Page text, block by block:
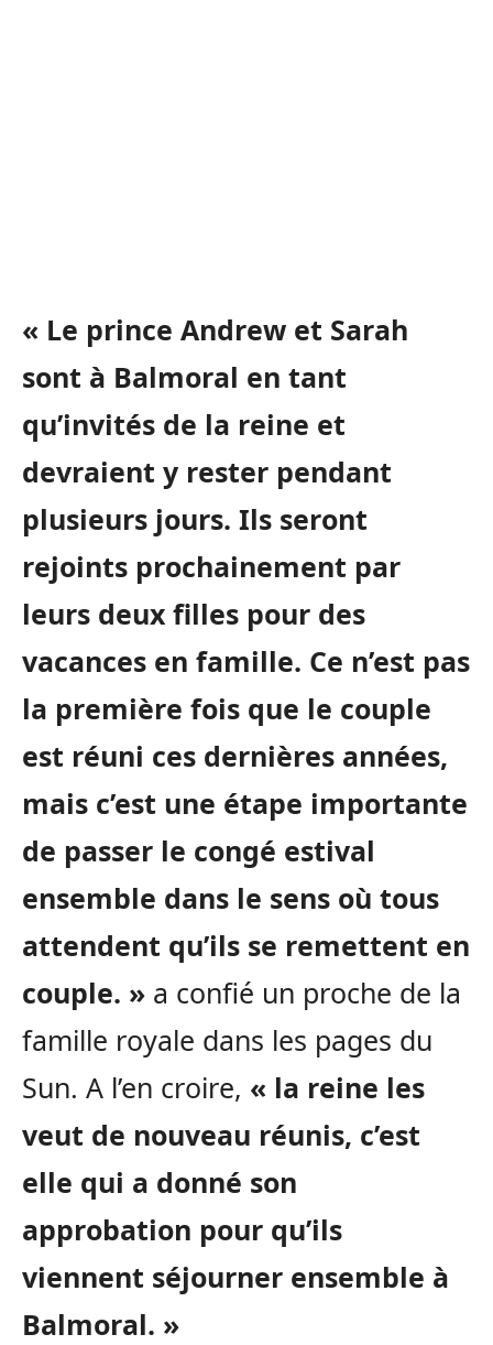
« Le prince Andrew et Sarah
sont à Balmoral en tant
qu’invités de la reine et
devraient y rester pendant
plusieurs jours. Ils seront
rejoints prochainement par
leurs deux filles pour des
vacances en famille. Ce n’est pas
la première fois que le couple
est réuni ces dernières années,
mais c’est une étape importante
de passer le congé estival
ensemble dans le sens où tous
attendent qu’ils se remettent en
couple. » a confié un proche de la
famille royale dans les pages du
Sun. A l’en croire, « la reine les
veut de nouveau réunis, c’est
elle qui a donné son
approbation pour qu’ils
viennent séjourner ensemble à
Balmoral. »